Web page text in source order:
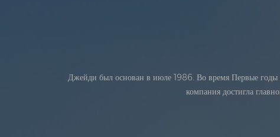
Джейди был основан в июле 1986. Во время Первые годы
компания достигла